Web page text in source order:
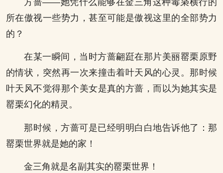
所在傲视一些势力，甚至可能是傲视这里的全部势力
的？
在某一瞬间，当时方蔷翩跹在那片美丽罂栗原野
的情状，突然再一次来撞击着叶天风的心灵。那时候
叶天风不觉得那个美女是真的方蔷，而以为她其实是
罂栗幻化的精灵。
那时候，方蔷可是已经明明白白地告诉他了：那
罂栗世界就是她的家！
金三角就是名副其实的罂栗世界！